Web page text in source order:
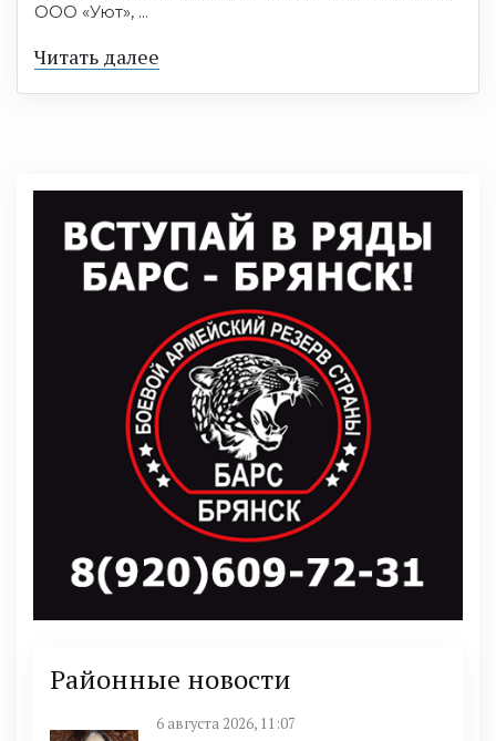
ООО «Уют», ...
Читать далее
Районные новости
6 августа 2026, 11:07